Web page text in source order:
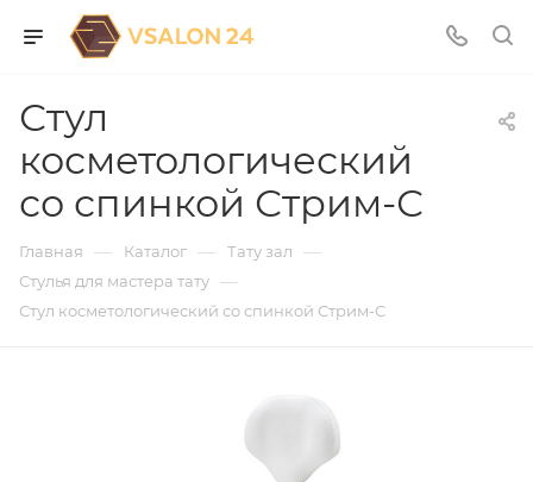
Стул
косметологический
со спинкой Стрим-С
Главная — Каталог — Тату зал —
Стулья для мастера тату —
Стул косметологический со спинкой Стрим-С